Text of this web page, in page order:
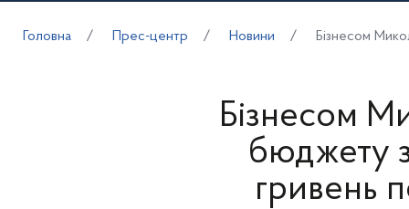
Головна Прес-центр Новини Бізнесом
Бізнесом
бюджету
гривень